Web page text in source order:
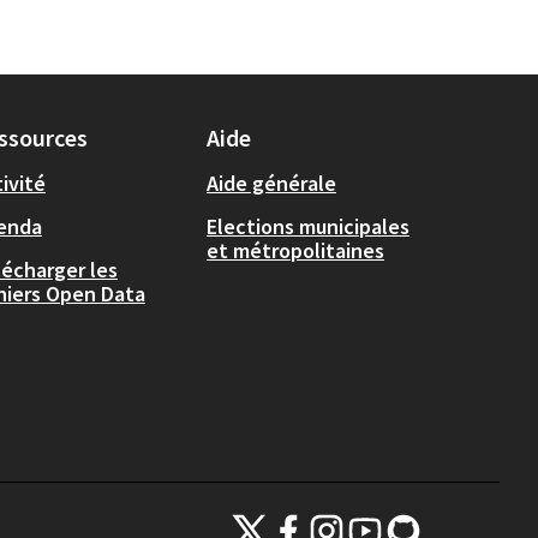
les
Open Data
Aide
Aide générale
Elections municipales
et métropolitaines
Plateforme de participation citoyenne de
Plateforme de participation
Plateforme de participation
Plateforme de
Plateforme de